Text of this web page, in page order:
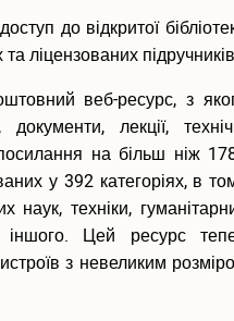
до відкритої
ліцензованих
веб-ресурс, з
лекції,
на більш ніж
у 392 категоріях, в
наук, техніки,
іншого. Цей ресурс
з невеликим